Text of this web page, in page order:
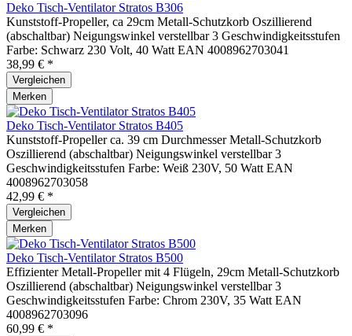
Deko Tisch-Ventilator Stratos B306
Kunststoff-Propeller, ca 29cm Metall-Schutzkorb Oszillierend
(abschaltbar) Neigungswinkel verstellbar 3 Geschwindigkeitsstufen
Farbe: Schwarz 230 Volt, 40 Watt EAN 4008962703041
38,99 € *
Vergleichen
Merken
Deko Tisch-Ventilator Stratos B405
Kunststoff-Propeller ca. 39 cm Durchmesser Metall-Schutzkorb
Oszillierend (abschaltbar) Neigungswinkel verstellbar 3
Geschwindigkeitsstufen Farbe: Weiß 230V, 50 Watt EAN
4008962703058
42,99 € *
Vergleichen
Merken
Deko Tisch-Ventilator Stratos B500
Effizienter Metall-Propeller mit 4 Flügeln, 29cm Metall-Schutzkorb
Oszillierend (abschaltbar) Neigungswinkel verstellbar 3
Geschwindigkeitsstufen Farbe: Chrom 230V, 35 Watt EAN
4008962703096
60,99 € *